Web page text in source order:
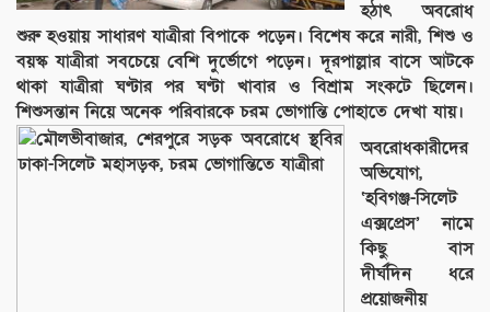
হঠাৎ অবরোধ
শুরু হওয়ায় সাধারণ যাত্রীরা বিপাকে পড়েন। বিশেষ করে নারী, শিশু ও
বয়স্ক যাত্রীরা সবচেয়ে বেশি দুর্ভোগে পড়েন। দূরপাল্লার বাসে আটকে
থাকা যাত্রীরা ঘণ্টার পর ঘণ্টা খাবার ও বিশ্রাম সংকটে ছিলেন।
শিশুসন্তান নিয়ে অনেক পরিবারকে চরম ভোগান্তি পোহাতে দেখা যায়।
অবরোধকারীদের
অভিযোগ,
‘হবিগঞ্জ-সিলেট
এক্সপ্রেস’ নামে
কিছু বাস
দীর্ঘদিন ধরে
প্রয়োজনীয়